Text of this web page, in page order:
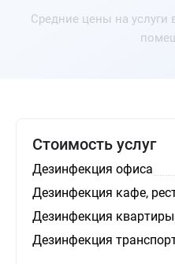
Средние цены на услуги
Стоимость услуг
Дезинфекция офиса
Дезинфекция кафе,
Дезинфекция квартиры
Дезинфекция